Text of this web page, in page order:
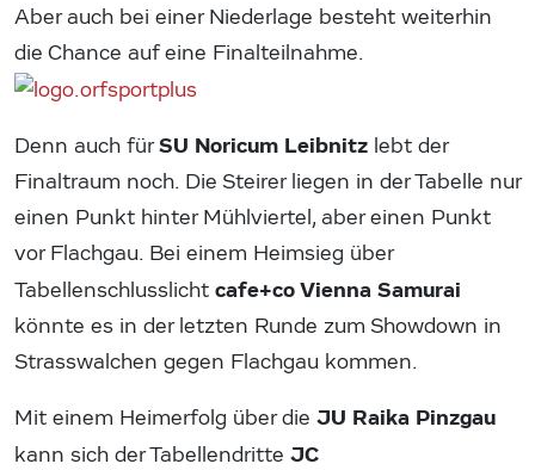
Aber auch bei einer Niederlage besteht weiterhin
die Chance auf eine Finalteilnahme.
Denn auch fürSU Noricum Leibnitz lebt der
Finaltraum noch. Die Steirer liegen in der Tabelle nur
einen Punkt hinter Mühlviertel, aber einen Punkt
vor Flachgau. Bei einem Heimsieg über
Tabellenschlusslicht cafe+co Vienna Samurai
könnte es in der letzten Runde zum Showdown in
Strasswalchen gegen Flachgau kommen.
Mit einem Heimerfolg über die JU Raika Pinzgau
kann sich der Tabellendritte JC